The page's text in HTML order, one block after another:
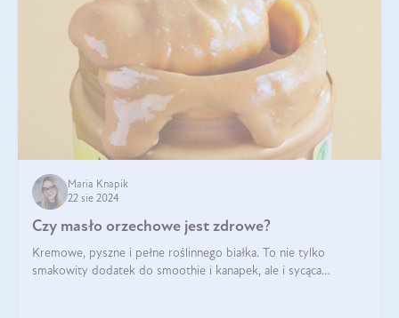
Maria Knapik
22 sie 2024
Czy masło orzechowe jest zdrowe?
Kremowe, pyszne i pełne roślinnego białka. To nie tylko
smakowity dodatek do smoothie i kanapek, ale i sycąca